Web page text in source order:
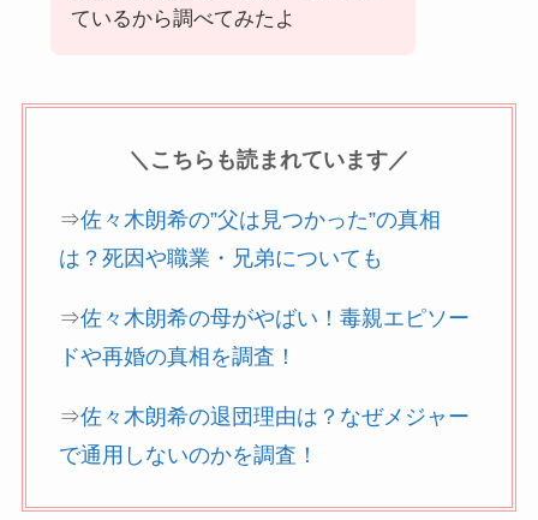
ているから調べてみたよ
＼こちらも読まれています／
⇒佐々木朗希の”父は見つかった”の真相
は？死因や職業・兄弟についても
⇒佐々木朗希の母がやばい！毒親エピソー
ドや再婚の真相を調査！
⇒佐々木朗希の退団理由は？なぜメジャー
で通用しないのかを調査！